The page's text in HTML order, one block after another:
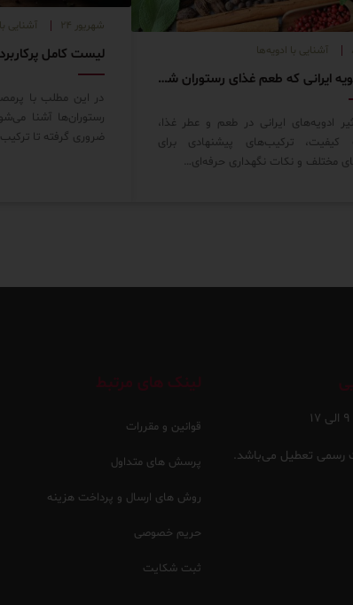
آشنایی با ادویه‌ها
۱۰ ادویه ایرانی که طعم غذای رستوران شما را خاص می‌کنند!
ادویه‌های ایرانی در طعم و عطر غذا،
کیفیت، ترکیب‌های پیشنهادی برای
مختلف و نکات نگهداری حرفه‌ای…
شهریور ۲۴ آشنایی
در این مطلب با
رستوران‌ها آشنا
ضروری گرفته تا
۹ الی ۱۷
رسمی تعطیل می‌باشد.
لینک های مرتبط
قوانین و مقررات
پرسش های متداول
روش های ارسال و پرداخت هزینه
حریم خصوصی
ثبت شکایت